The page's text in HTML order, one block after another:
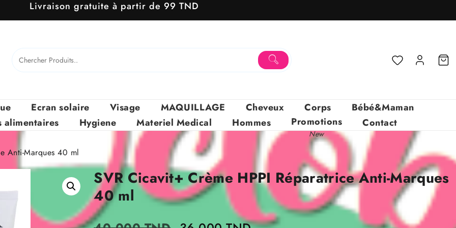
Livraison gratuite à partir de 99 TND
Ecran solaire Visage MAQUILLAGE Cheveux Corps
Bébé&Maman
alimentaires
Hygiene Materiel Medical Hommes Promotions
New
Contact
Anti-Marques 40 ml
SVR Cicavit+ Crème HPPI Réparatrice Anti-Marques
40 ml